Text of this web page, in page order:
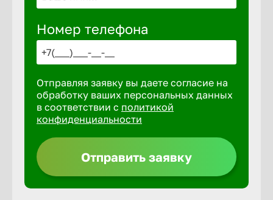
Номер телефона
Отправляя заявку вы даете согласие на
обработку ваших персональных данных
в соответствии с политикой
конфиденциальности
Отправить заявку